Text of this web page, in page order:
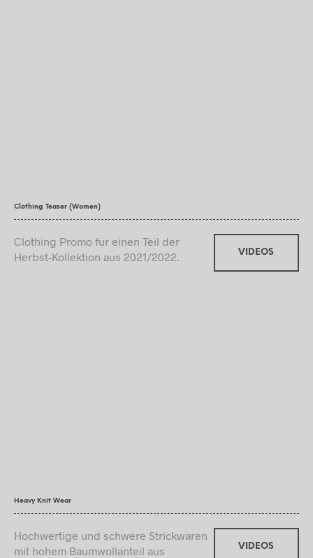
Clothing Teaser (Women)
Clothing Promo fur einen Teil der
Herbst-Kollektion aus 2021/2022.
VIDEOS
Heavy Knit Wear
Hochwertige und schwere Strickwaren
mit hohem Baumwollanteil aus
VIDEOS